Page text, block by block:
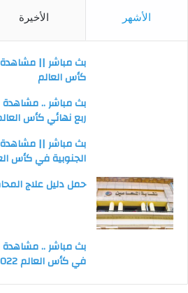
الأشهر الأخيرة
بث مباشر || مشاهدة
كأس العالم
بث مباشر .. مشاهدة
ربع نهائي كأس العالم
بث مباشر || مشاهدة
الجنوبية في كأس
حمل دليل علاج
بث مباشر .. مشاهدة
في كأس العالم 2022